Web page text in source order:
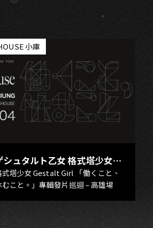
小庫
シュタルト乙女 格式塔少女
Girl
式塔少女 Gestalt Girl 「働くこと、
むこと。」專輯發片巡迴 – 高雄場